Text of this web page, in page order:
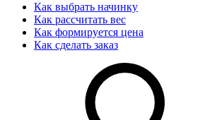
Как выбрать начинку
Как рассчитать вес
Как формируется цена
Как сделать заказ